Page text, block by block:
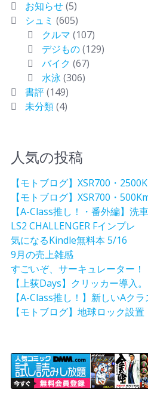
お知らせ(5)
シュミ (605)
クルマ (107)
デジもの(129)
バイク (67)
水泳(306)
書評(149)
未分類(4)
人気の投稿
【モトブログ】XSR700・
【モトブログ】XSR700・
【A-Class推し！・番外編】洗
LS2 CHALLENGER Fインプレ
気になるKindle無料本 5/16
9月の売上雑感
すごいぞ、サーキュレーター！
【上荻Days】クリッカー導入。
【A-Class推し！】新しいAク
【モトブログ】地球ロック設置